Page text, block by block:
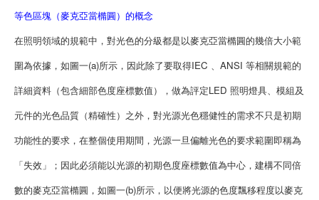
等色區塊（麥克亞當橢圓）的概念
在照明領域的規範中，對光色的分級都是以麥克亞當橢圓的幾倍大小範
圍為依據，如圖一(a)所示，因此除了要取得IEC 、ANSI 等相關規範的
詳細資料（包含細部色度座標數值），做為評定LED 照明燈具、模組及
元件的光色品質（精確性）之外，對光源光色穩健性的需求不只是初期
功能性的要求，在整個使用期間，光源一旦偏離光色的要求範圍即稱為
「失效」；因此必須能以光源的初期色度座標數值為中心，建構不同倍
數的麥克亞當橢圓，如圖一(b)所示，以便將光源的色度飄移程度以麥克